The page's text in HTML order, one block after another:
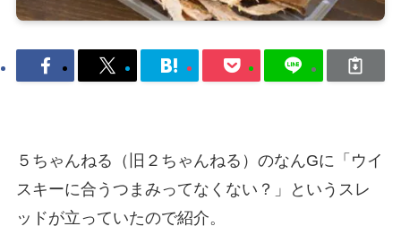
５ちゃんねる（旧２ちゃんねる）のなんGに「ウイ
スキーに合うつまみってなくない？」というスレ
ッドが立っていたので紹介。